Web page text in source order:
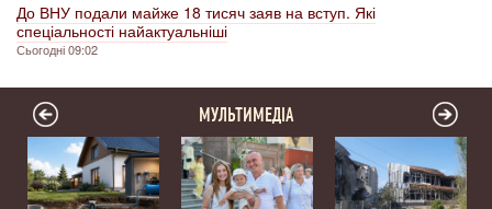
До ВНУ подали майже 18 тисяч заяв на вступ. Які
спеціальності найактуальніші
Сьогодні 09:02
МУЛЬТИМЕДІА